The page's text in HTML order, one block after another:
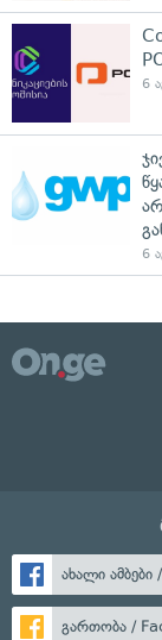
6
6
ახალი
გართობა /